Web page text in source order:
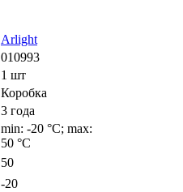
Arlight
010993
1 шт
Коробка
3 года
min: -20 °C; max:
50 °C
50
-20